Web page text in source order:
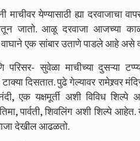
येण्यासाठी ह्या दरवाजाचा
जातो. आळू दरवाजा आजच्या
वाघाने एक सांबार उताणे पाडले आहे
सुवेळा माचीच्या दुसऱ्या
दिसतात. पुढे गेल्यावर रामेश्र्वर
एक यक्षमूर्ती अशी विविध शिल्पे
पार्वती, शिवलिंग अशी शिल्पे
देखील आढळतो.